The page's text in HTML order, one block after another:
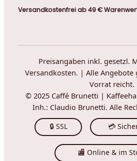
Versandkostenfrei ab 49 €
Preisangaben inkl. gesetzl.
Versandkosten. | Alle Angebote
Vorrat reicht.
© 2025 Caffé Brunetti |
Inh.: Claudio Brunetti. Alle
🔒 SSL 💳
🏬 Online & im